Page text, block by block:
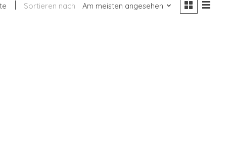
Sortieren nach Am meisten angesehen